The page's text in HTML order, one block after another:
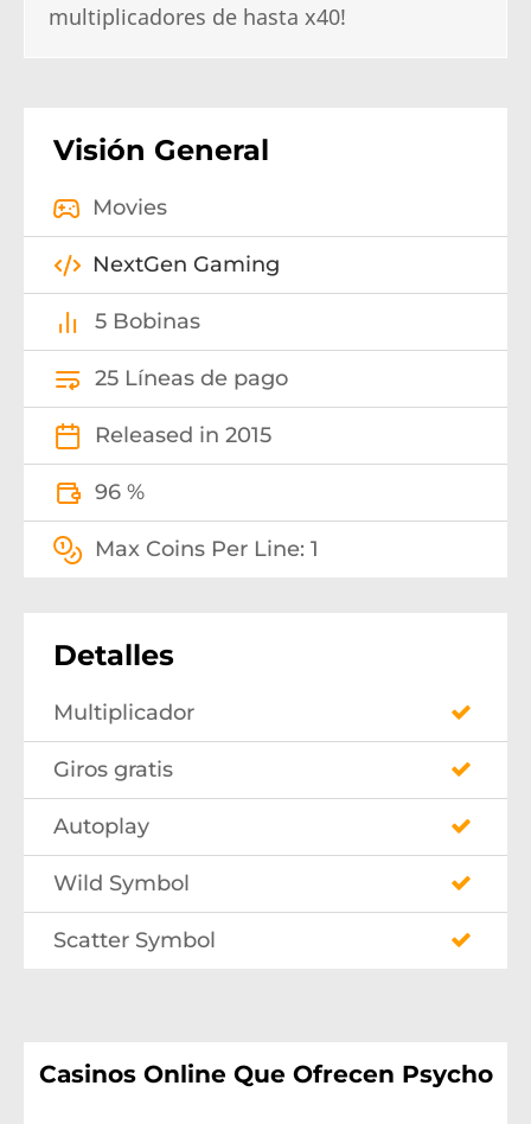
multiplicadores de hasta x40!
Casinos Online Que Ofrecen Psycho
Visión General
Movies
NextGen Gaming
5 Bobinas
25 Líneas de pago
Released in 2015
96 %
Max Coins Per Line: 1
Detalles
Multiplicador
Giros gratis
Autoplay
Wild Symbol
Scatter Symbol